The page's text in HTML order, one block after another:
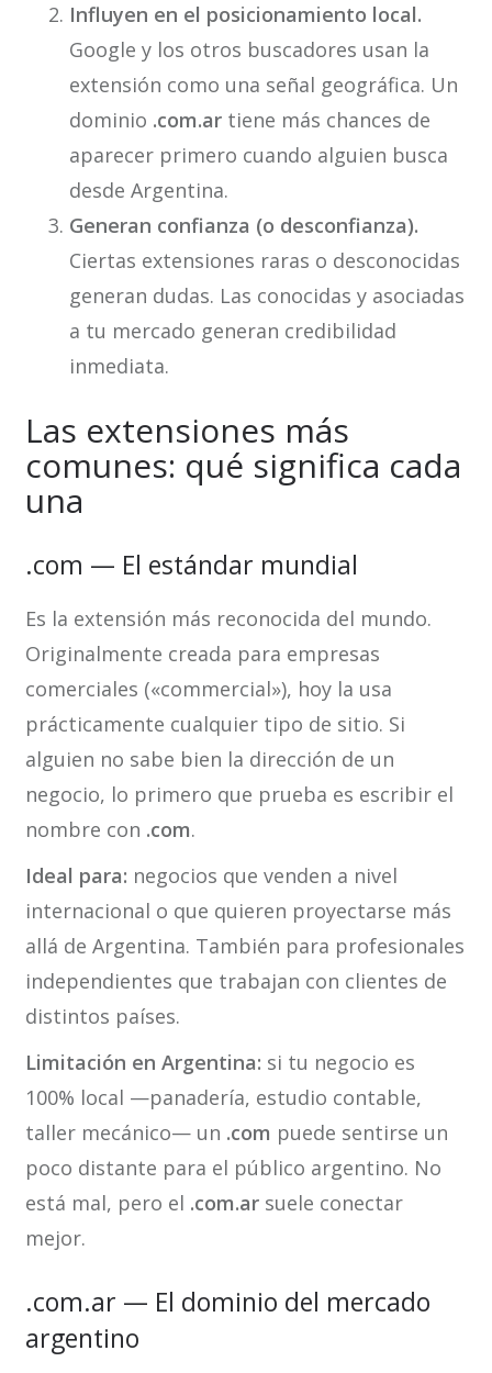
Influyen en el posicionamiento local.
Google y los otros buscadores usan la
extensión como una señal geográfica. Un
dominio .com.artiene más chances de
aparecer primero cuando alguien busca
desde Argentina.
Generan confianza (o desconfianza).
Ciertas extensiones raras o desconocidas
generan dudas. Las conocidas y asociadas
a tu mercado generan credibilidad
inmediata.
Las extensiones más
comunes: qué significa cada
una
.com — El estándar mundial
Es la extensión más reconocida del mundo.
Originalmente creada para empresas
comerciales («commercial»), hoy la usa
prácticamente cualquier tipo de sitio. Si
alguien no sabe bien la dirección de un
negocio, lo primero que prueba es escribir el
nombre con .com.
Ideal para: negocios que venden a nivel
internacional o que quieren proyectarse más
allá de Argentina. También para profesionales
independientes que trabajan con clientes de
distintos países.
Limitación en Argentina: si tu negocio es
100% local —panadería, estudio contable,
taller mecánico— un .com puede sentirse un
poco distante para el público argentino. No
está mal, pero el .com.arsuele conectar
mejor.
.com.ar — El dominio del mercado
argentino